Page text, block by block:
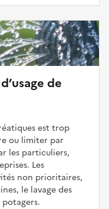
de
est trop
ou limiter par
les particuliers,
Les
non prioritaires,
le lavage des
potagers.